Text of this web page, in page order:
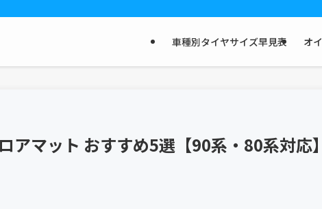
車種別タイヤサイズ早見表 オ
アマット おすすめ5選【90系・80系対応